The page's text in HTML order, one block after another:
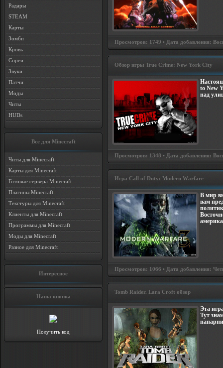
Радары
STEAM
Карты
Зомби
Кровь
Спреи
Звуки
Патчи
Моды
Читы
HUDs
Все для Minecraft
Читы для Minecraft
Карты для Minecraft
Готовые сервера Minecraft
Плагины Minecraft
Текстуры для Minecraft
Клиенты для Minecraft
Программы для Minecraft
Моды для Minecraft
Разное для Minecraft
Интересное
Наша кнопка
Получить код
Просмотров: 1749 • Дата добавления:
Обзор игры True Crime: New York City
to New
над
Просмотров: 1348 • Дата добавления:
Игра Cаll оf Dutу: Mоdеrn Wаrfаrе
В мир
вам
Просмотров: 1066 • Дата добавления:
Tomb Raider. Lara Croft обзор
Эта
Тут